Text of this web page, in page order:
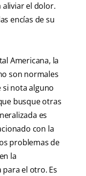
aliviar el dolor.
encías de su
Americana, la
son normales
si nota alguno
busque otras
es
con la
problemas de
la
el otro. Es